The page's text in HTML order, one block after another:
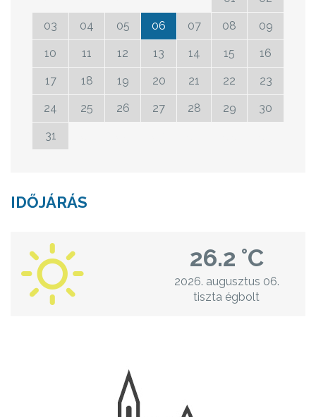
03 04 05 06 07 08 09
10 11 12 13 14 15 16
17 18 19 20 21 22 23
24 25 26 27 28 29 30
31
IDŐJÁRÁS
26.2 °C
2026. augusztus 06.
tiszta égbolt